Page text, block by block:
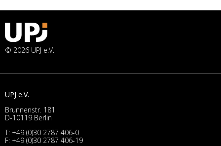
© 2026 UPJ e.V.
UPJ e.V.
Brunnenstr. 181
D-10119 Berlin
T: +49 (0)30 2787 406-0
F: +49 (0)30 2787 406-19